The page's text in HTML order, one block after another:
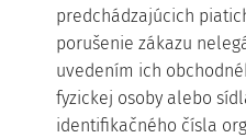
predchádzajúcich
porušenie zákazu
uvedením ich
fyzickej osoby alebo
identifikačného čísla